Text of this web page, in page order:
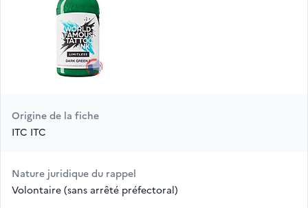
Origine de la fiche
ITC ITC
Nature juridique du rappel
Volontaire (sans arrêté préfectoral)